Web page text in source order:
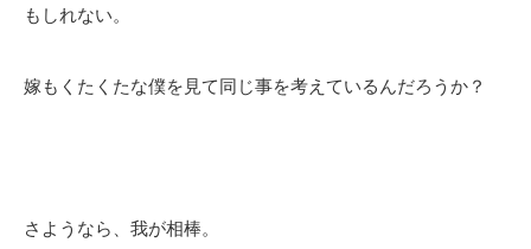
もしれない。
嫁もくたくたな僕を見て同じ事を考えているんだろうか？
さようなら、我が相棒。